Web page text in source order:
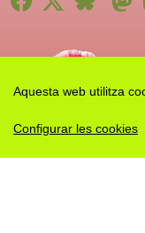
Aquesta web utilitza
Configurar les cookies